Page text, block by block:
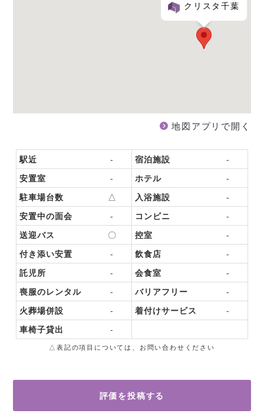
クリスタ千葉
地図アプリで開く
駅近 - 宿泊施設
-
安置室
- ホテル
-
駐車場台数
△ 入浴施設
-
安置中の面会
- コンビニ
-
送迎バス
〇 控室
-
付き添い安置
- 飲食店
-
託児所
- 会食室
-
喪服のレンタル
- バリアフリー
-
火葬場併設
- 着付けサービス
-
車椅子貸出
-
△表記の項目については、お問い合わせください
評価を投稿する